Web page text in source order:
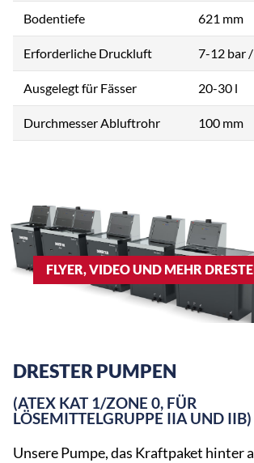
Bodentiefe 621 mm
Erforderliche Druckluft 7-12 bar
Ausgelegt für Fässer 20-30 l
Durchmesser Abluftrohr 100 mm
FLYER, VIDEO UND MEHR
DRESTER PUMPEN
(ATEX KAT 1/ZONE 0, FÜR
LÖSEMITTELGRUPPE IIA UND IIB)
Unsere Pumpe, das Kraftpaket hinter